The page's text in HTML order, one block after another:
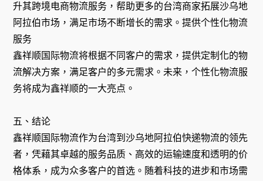
升其跨境电商物流服务，帮助更多的台湾商家拓展沙乌地
阿拉伯市场，满足市场不断增长的需求。提供个性化物流
服务
鑫祥顺国际物流将根据不同客户的需求，提供定制化的物
流解决方案，满足客户的多元需求。未来，个性化物流服
务将成为鑫祥顺的一大亮点。
五、结论
鑫祥顺国际物流作为台湾到沙乌地阿拉伯快递物流的领先
者，凭藉其卓越的服务品质、高效的运输速度和透明的价
格体系，成为众多客户的首选。随着科技的进步和市场需